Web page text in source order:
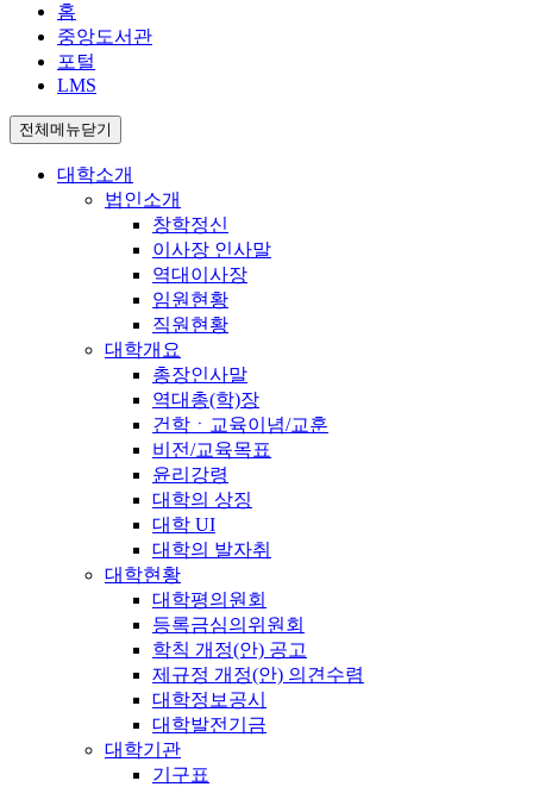
홈
중앙도서관
포털
LMS
전체메뉴닫기
대학소개
법인소개
창학정신
이사장 인사말
역대이사장
임원현황
직원현황
대학개요
총장인사말
역대총(학)장
건학ㆍ교육이념/교훈
비전/교육목표
윤리강령
대학의 상징
대학 UI
대학의 발자취
대학현황
대학평의원회
등록금심의위원회
학칙 개정(안) 공고
제규정 개정(안) 의견수렴
대학정보공시
대학발전기금
대학기관
기구표